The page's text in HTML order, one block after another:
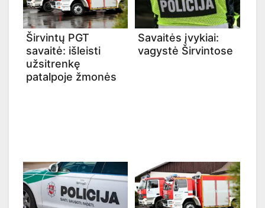
Širvintų PGT
savaitė: išleisti
užsitrenkę
patalpoje žmonės
Savaitės įvykiai:
vagystė Širvintose